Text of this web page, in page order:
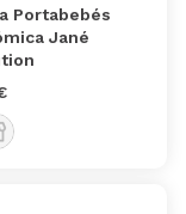
Portabebés
Jané